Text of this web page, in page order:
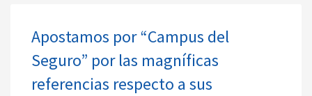
Apostamos por “Campus del
Seguro” por las magníficas
referencias respecto a sus